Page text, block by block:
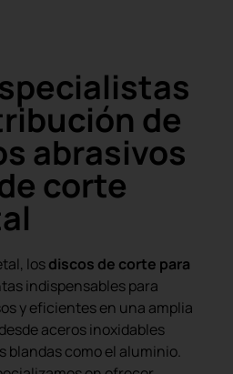
de
abrasivos
corte
losdiscos de corte para
indispensables para
y eficientes en una amplia
aceros inoxidables
blandas como el aluminio.